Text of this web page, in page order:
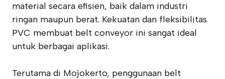
material secara efisien, baik dalam industri
ringan maupun berat. Kekuatan dan fleksibilitas
PVC membuat belt conveyor ini sangat ideal
untuk berbagai aplikasi.
Terutama di Mojokerto, penggunaan belt